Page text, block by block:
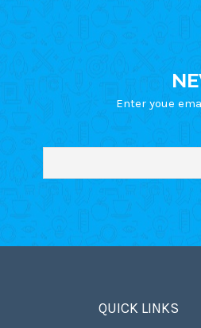
Enter youe
QUICK LINKS